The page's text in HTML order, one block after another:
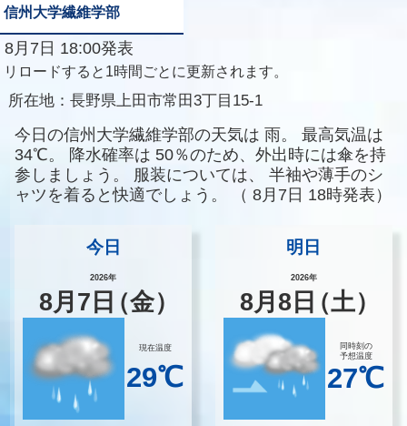
信州大学繊維学部
8月7日 18:00発表
リロードすると1時間ごとに更新されます。
所在地： 長野県上田市常田3丁目15-1
今日の信州大学繊維学部の天気は 雨。
最高気温は
34℃。
降水確率は 50％のため、外出時には傘を持
参しましょう。
服装については、
半袖や薄手のシ
ャツを着ると快適でしょう。
（ 8月7日 18時発表）
今日
2026年
8月 7 日（金）
現在温度
29℃
明日
2026年
8月8 日（土）
同時刻の
予想温度
27℃